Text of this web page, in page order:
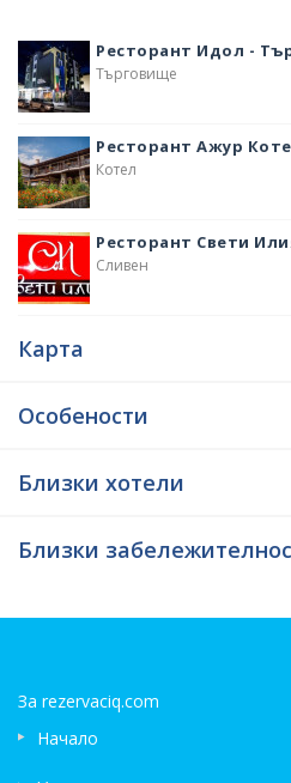
Ресторант Идол -
Търговище
Ресторант Ажур
Котел
Ресторант Свети
Сливен
Карта
Особености
Близки хотели
Близки
За rezervaciq.com
Начало